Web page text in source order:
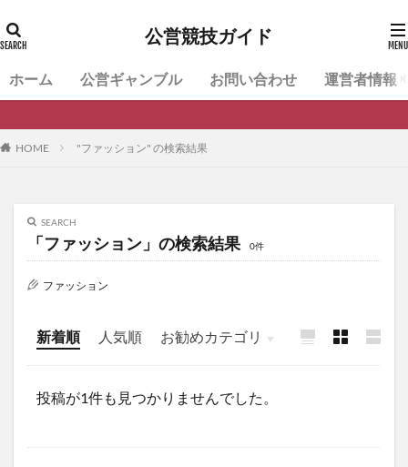
公営競技ガイド
ホーム 公営ギャンブル お問い合わせ 運営者情報
HOME "ファッション" の検索結果
SEARCH
「ファッション」の検索結果 0件
ファッション
新着順 人気順
お勧めカテゴリ
公営ギャンブル
投稿が1件も見つかりませんでした。